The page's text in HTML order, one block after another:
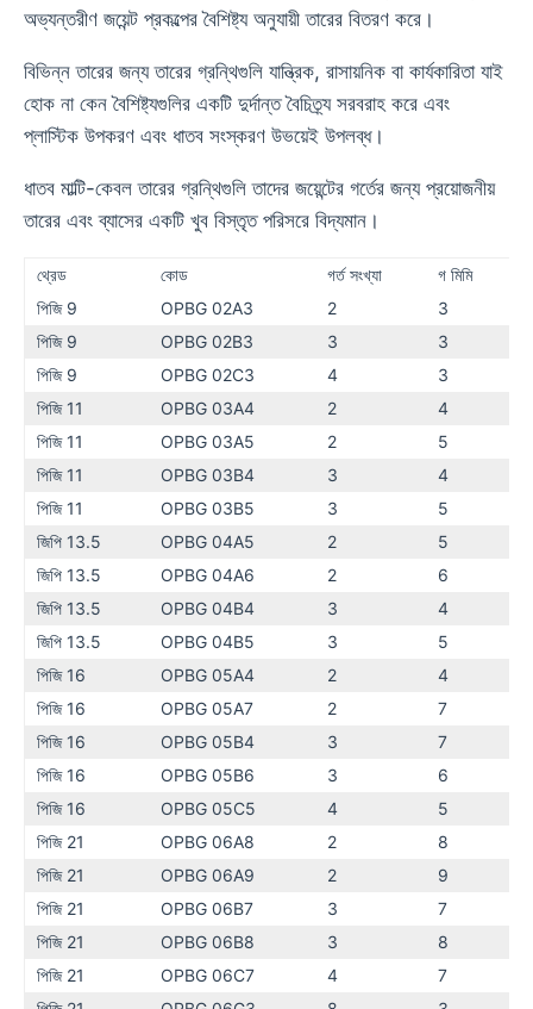
অভ্যন্তরীণ জয়েন্ট প্রকল্পের বৈশিষ্ট্য অনুযায়ী তারের বিতরণ করে।
বিভিন্ন তারের জন্য তারের গ্রন্থিগুলি যান্ত্রিক, রাসায়নিক বা কার্যকারিতা যাই
হোক না কেন বৈশিষ্ট্যগুলির একটি দুর্দান্ত বৈচিত্র্য সরবরাহ করে এবং
প্লাস্টিক উপকরণ এবং ধাতব সংস্করণ উভয়েই উপলব্ধ।
ধাতব মাল্টি-কেবল তারের গ্রন্থিগুলি তাদের জয়েন্টের গর্তের জন্য প্রয়োজনীয়
তারের এবং ব্যাসের একটি খুব বিস্তৃত পরিসরে বিদ্যমান।
থ্রেড কোড গর্ত সংখ্যা
গ মিমি
পিজি 9
OPBG 02A3 2
3
পিজি 9
OPBG 02B3 3
3
পিজি 9
OPBG 02C3 4
3
পিজি 11
OPBG 03A4 2
4
পিজি 11
OPBG 03A5 2
5
পিজি 11
OPBG 03B4 3
4
পিজি 11
OPBG 03B5 3
5
জিপি 13.5
OPBG 04A5 2
5
জিপি 13.5
OPBG 04A6 2
6
জিপি 13.5
OPBG 04B4 3
4
জিপি 13.5
OPBG 04B5 3
5
পিজি 16
OPBG 05A4 2
4
পিজি 16
OPBG 05A7 2
7
পিজি 16
OPBG 05B4 3
7
পিজি 16
OPBG 05B6 3
6
পিজি 16
OPBG 05C5 4
5
পিজি 21
OPBG 06A8 2
8
পিজি 21
OPBG 06A9 2
9
পিজি 21
OPBG 06B7 3
7
পিজি 21
OPBG 06B8 3
8
পিজি 21
OPBG 06C7 4
7